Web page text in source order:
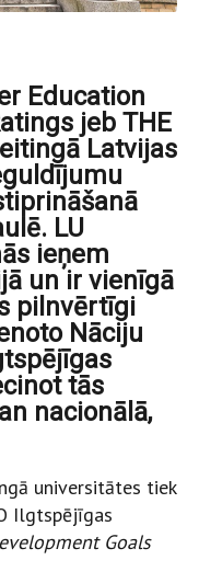
Education
jeb THE
Latvijas
LU
ieņem
un ir vienīgā
pilnvērtīgi
Nāciju
tās
nacionālā,
universitātes tiek
Ilgtspējīgas
Goals